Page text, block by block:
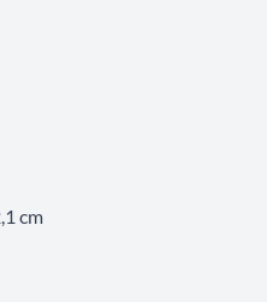
cm